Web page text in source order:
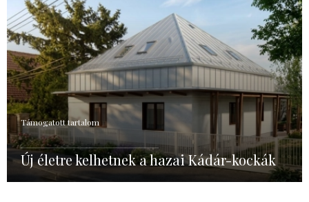
Támogatott tartalom
Új életre kelhetnek a hazai Kádár-kockák